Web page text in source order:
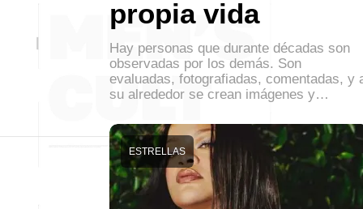
propia vida
Hay personas que durante décadas son
observadas por los demás. Son
evaluadas, fotografiadas, comentadas, y
su alrededor se crean imágenes y…
ESTRELLAS